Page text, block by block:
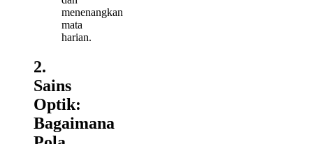
menenangkan
mata
harian.
2.
Sains
Optik:
Bagaimana